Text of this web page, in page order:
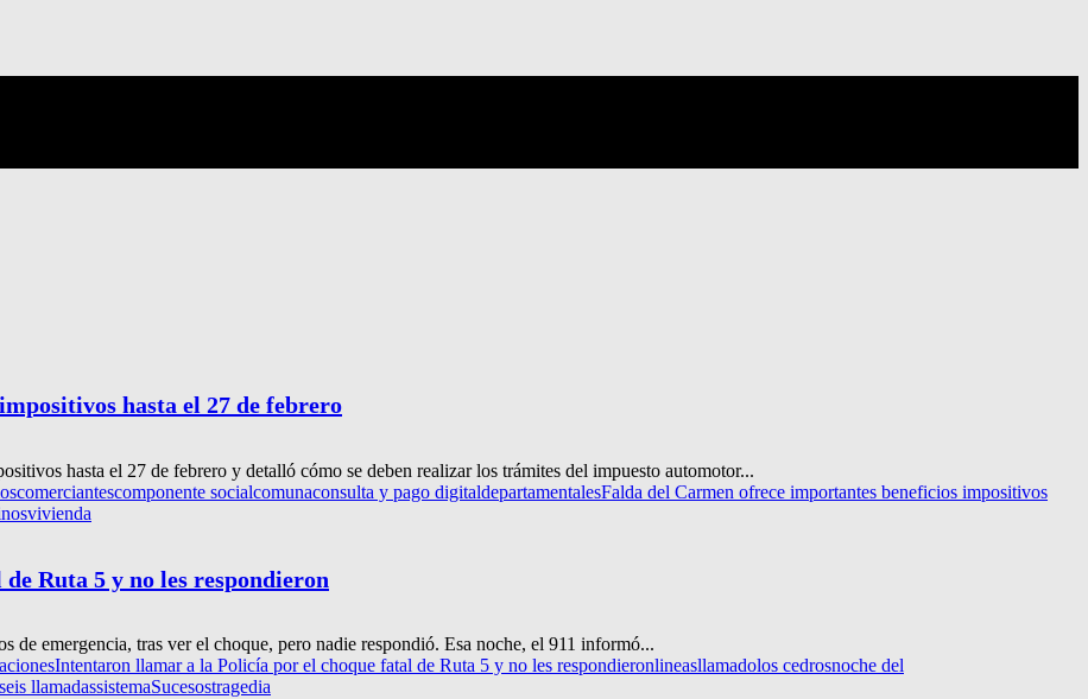
hasta el 27 de febrero
hasta el 27 de febrero y detalló cómo se deben realizar los trámites del impuesto automotor...
comerciantescomponente socialcomunaconsulta y pago digitaldepartamentalesFalda del Carmen ofrece importantes beneficios impositivos
vivienda
Ruta 5 y no les respondieron
de emergencia, tras ver el choque, pero nadie respondió. Esa noche, el 911 informó...
Intentaron llamar a la Policía por el choque fatal de Ruta 5 y no les respondieronlineasllamadolos cedrosnoche del
seis llamadassistemaSucesostragedia